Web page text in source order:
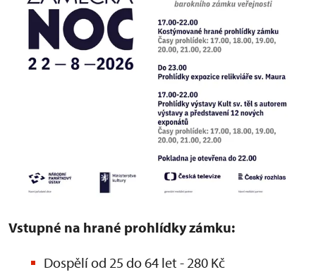
Vstupné na hrané prohlídky zámku:
Dospělí od 25 do 64 let - 280 Kč